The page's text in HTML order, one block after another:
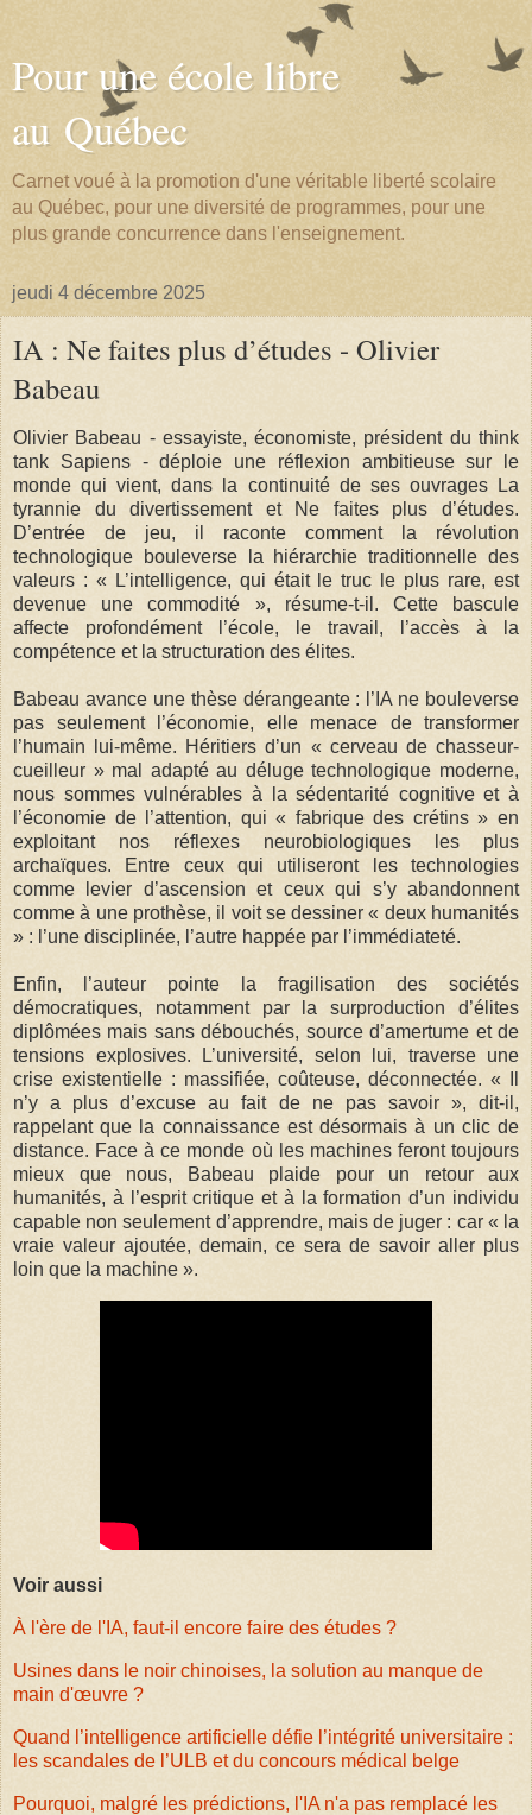
Pour une école libre
au Québec
Carnet voué à la promotion d'une véritable liberté scolaire
au Québec, pour une diversité de programmes, pour une
plus grande concurrence dans l'enseignement.
jeudi 4 décembre 2025
IA : Ne faites plus d’études - Olivier
Babeau
Olivier Babeau - essayiste, économiste, président du think
tank Sapiens - déploie une réflexion ambitieuse sur le
monde qui vient, dans la continuité de ses ouvrages La
tyrannie du divertissement et Ne faites plus d’études.
D’entrée de jeu, il raconte comment la révolution
technologique bouleverse la hiérarchie traditionnelle des
valeurs : « L’intelligence, qui était le truc le plus rare, est
devenue une commodité », résume-t-il. Cette bascule
affecte profondément l’école, le travail, l’accès à la
compétence et la structuration des élites.
Babeau avance une thèse dérangeante : l’IA ne bouleverse
pas seulement l’économie, elle menace de transformer
l’humain lui-même. Héritiers d’un « cerveau de chasseur-
cueilleur » mal adapté au déluge technologique moderne,
nous sommes vulnérables à la sédentarité cognitive et à
l’économie de l’attention, qui « fabrique des crétins » en
exploitant nos réflexes neurobiologiques les plus
archaïques. Entre ceux qui utiliseront les technologies
comme levier d’ascension et ceux qui s’y abandonnent
comme à une prothèse, il voit se dessiner « deux humanités
» : l’une disciplinée, l’autre happée par l’immédiateté.
Enfin, l’auteur pointe la fragilisation des sociétés
démocratiques, notamment par la surproduction d’élites
diplômées mais sans débouchés, source d’amertume et de
tensions explosives. L’université, selon lui, traverse une
crise existentielle : massifiée, coûteuse, déconnectée. « Il
n’y a plus d’excuse au fait de ne pas savoir », dit-il,
rappelant que la connaissance est désormais à un clic de
distance. Face à ce monde où les machines feront toujours
mieux que nous, Babeau plaide pour un retour aux
humanités, à l’esprit critique et à la formation d’un individu
capable non seulement d’apprendre, mais de juger : car « la
vraie valeur ajoutée, demain, ce sera de savoir aller plus
loin que la machine ».
Voir aussi
À l'ère de l'IA, faut-il encore faire des études ?
Usines dans le noir chinoises, la solution au manque de
main d'œuvre ?
Quand l’intelligence artificielle défie l’intégrité universitaire :
les scandales de l’ULB et du concours médical belge
Pourquoi, malgré les prédictions, l'IA n'a pas remplacé les